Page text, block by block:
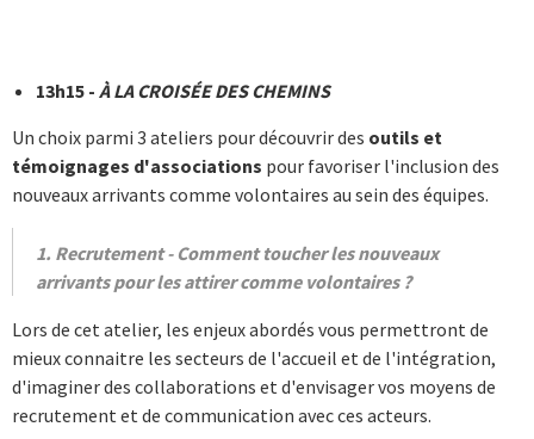
13h15 - À LA CROISÉE DES CHEMINS
Un choix parmi 3 ateliers pour découvrir des outils et
témoignages d'associations pour favoriser l'inclusion des
nouveaux arrivants comme volontaires au sein des équipes.
1. Recrutement - Comment toucher les nouveaux
arrivants pour les attirer comme volontaires ?
Lors de cet atelier, les enjeux abordés vous permettront de
mieux connaitre les secteurs de l'accueil et de l'intégration,
d'imaginer des collaborations et d'envisager vos moyens de
recrutement et de communication avec ces acteurs.